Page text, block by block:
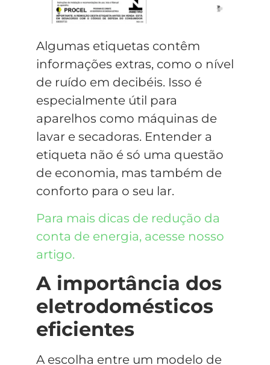
Algumas etiquetas contêm
informações extras, como o nível
de ruído em decibéis. Isso é
especialmente útil para
aparelhos como máquinas de
lavar e secadoras. Entender a
etiqueta não é só uma questão
de economia, mas também de
conforto para o seu lar.
Para mais dicas de redução da
conta de energia, acesse nosso
artigo.
A importância dos
eletrodomésticos
eficientes
A escolha entre um modelo de